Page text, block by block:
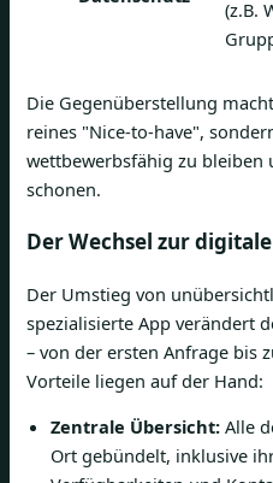
(z.B.
Die Gegenüberstellung
reines "Nice-to-have",
wettbewerbsfähig zu bleiben
schonen.
Der Wechsel zur
Der Umstieg von
spezialisierte App verändert
– von der ersten Anfrage bis
Vorteile liegen auf der Hand:
Zentrale Übersicht: Alle
Ort gebündelt, inklusive